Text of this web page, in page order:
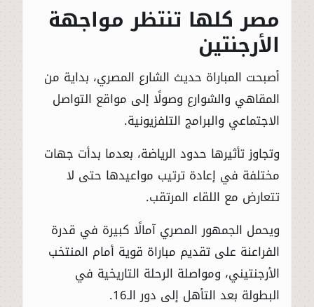
مصر كلها تنتظر مواجهة
الأرجنتين
أصبحت المباراة حديث الشارع المصري، بداية من
المقاهي والشوارع وصولًا إلى مواقع التواصل
الاجتماعي والبرامج التلفزيونية.
وتجاوز تأثيرها حدود الرياضة، بعدما بدأت جهات
مختلفة في إعادة ترتيب مواعيدها حتى لا
تتعارض مع اللقاء المرتقب.
ويحمل الجمهور المصري آمالًا كبيرة في قدرة
الفراعنة على تقديم مباراة قوية أمام المنتخب
الأرجنتيني، ومواصلة الرحلة التاريخية في
البطولة بعد التأهل إلى دور الـ16.